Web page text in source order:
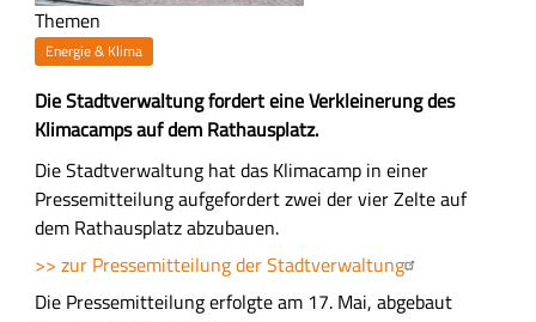
Themen
Energie & Klima
Z
u
s
a
m
m
e
n
Die Stadtverwaltung fordert eine Verkleinerung des
Klimacamps auf dem Rathausplatz.
H
a
u
p
-
Die Stadtverwaltung hat das Klimacamp in einer
Pressemitteilung aufgefordert zwei der vier Zelte auf
dem Rathausplatz abzubauen.
>> zur Pressemitteilung der Stadtverwaltung
Die Pressemitteilung erfolgte am 17. Mai, abgebaut